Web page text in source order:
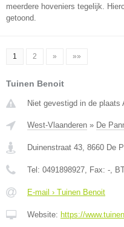
meerdere hoveniers tegelijk.
getoond.
1 2 » »»
Tuinen Benoit
Niet gevestigd in de plaats
West-Vlaanderen » De
Duinenstraat 43, 8660 De
Tel: 0491898927, Fax: -,
E-mail › Tuinen Benoit
Website: https://